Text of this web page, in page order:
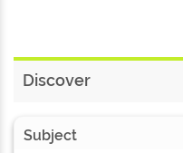
Discover
Subject